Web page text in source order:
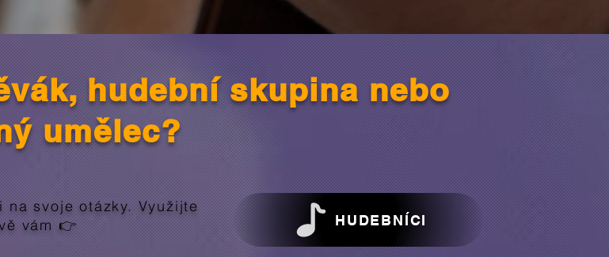
hudební skupina nebo
umělec?
svoje otázky. Využijte
vám 👉
HUDEBNÍCI